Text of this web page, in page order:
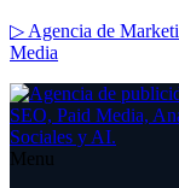
▷ Agencia de
Media
Menu